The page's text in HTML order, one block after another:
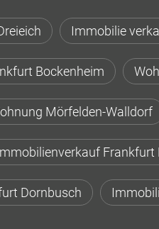
Immobilie
Bockenheim
Mörfelden-Walldorf
Frankfurt
Dornbusch